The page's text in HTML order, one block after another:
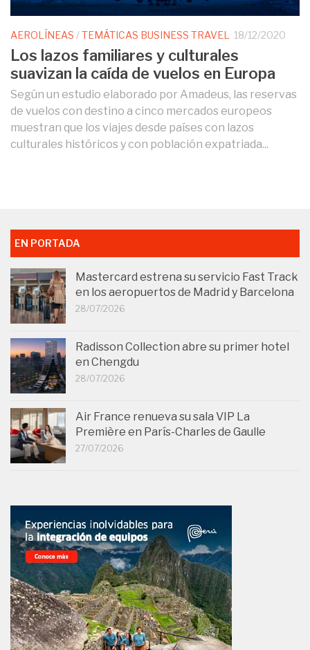
AEROLÍNEAS /TEMÁTICAS BUSINESS TRAVEL 18/12/2020
Los lazos familiares y culturales
suavizan la caída de vuelos en Europa
Según un estudio elaborado por Amadeus, las reservas
de vuelos con destino a cinco mercados europeos
muestran que los viajes desde países con lazos
culturales históricos y con población expatriada...
EN PORTADA
Mastercard estrena su servicio Fast Track
en los aeropuertos de Madrid y Barcelona
28/07/2026
Radisson Collection abre su primer hotel
en Chengdu
28/07/2026
Air France renueva su sala VIP La
Première en París-Charles de Gaulle
27/07/2026